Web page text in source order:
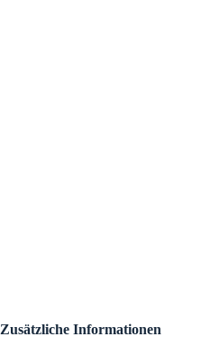
Zusätzliche Informationen